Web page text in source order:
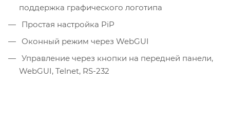
поддержка графического логотипа
Простая настройка PiP
Оконный режим через WebGUI
Управление через кнопки на передней панели,
WebGUI, Telnet, RS-232